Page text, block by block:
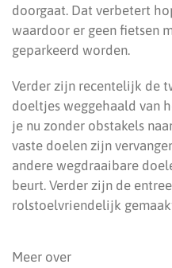
doorgaat. Dat verbetert
waardoor er geen fietsen
geparkeerd worden.
Verder zijn recentelijk de
doeltjes weggehaald van
je nu zonder obstakels
vaste doelen zijn
andere wegdraaibare
beurt. Verder zijn de
rolstoelvriendelijk
Meer over